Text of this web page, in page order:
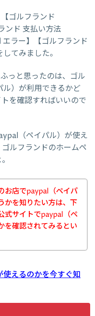
ゴルフランド
ンド 支払い方法
ラー】【ゴルフランド
てみました。
っと思ったのは、ゴル
）が利用できるかど
を確認すればいいので
（ペイパル）が使え
ルフランドのホームペ
お店でpaypal（ペイパ
かを知りたい方は、下
式サイトでpaypal（ペ
を確認されてみるとい
えるのかを今すぐ知